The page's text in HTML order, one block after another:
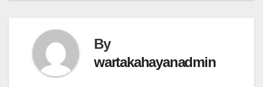
By
wartakahayanadmin